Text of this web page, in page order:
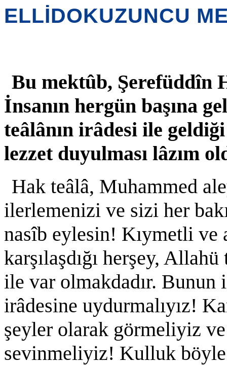
ELLİDOKUZUNCU
Bu mektûb, Şerefüddîn
İnsanın hergün başına
teâlânın irâdesi ile
lezzet duyulması lâzım
Hak teâlâ, Muhammed
ilerlemenizi ve sizi her
nasîb eylesin! Kıymetli ve
karşılaşdığı herşey,
ile var olmakdadır.
irâdesine uydurmalıyız!
şeyler olarak görmeliyiz
sevinmeliyiz! Kulluk